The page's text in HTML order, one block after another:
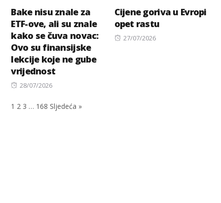
Bake nisu znale za
ETF-ove, ali su znale
kako se čuva novac:
Ovo su finansijske
lekcije koje ne gube
vrijednost
Posted
28/07/2026
Cijene goriva u Evropi
opet rastu
Posted
27/07/2026
1 2 3 … 168 Sljedeća »